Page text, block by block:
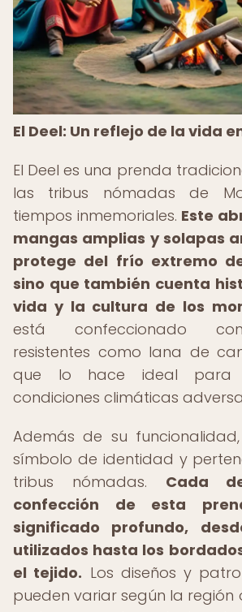
El Deel: Un reflejo de la vida
El Deel es una prenda
las tribus nómadas de
tiempos inmemoriales. Este
mangas amplias y solapas
protege del frío extremo
sino que también cuenta
vida y la cultura de los
está confeccionado
resistentes como lana de
que lo hace ideal para
condiciones climáticas
Además de su
símbolo de identidad y
tribus nómadas. Cada
confección de esta
significado profundo,
utilizados hasta los
el tejido. Los diseños y
pueden variar según la región